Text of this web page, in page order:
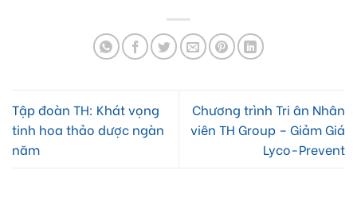
Tập đoàn TH: Khát vọng
tinh hoa thảo dược ngàn
năm
Chương trình Tri ân Nhân
viên TH Group – Giảm Giá
Lyco-Prevent